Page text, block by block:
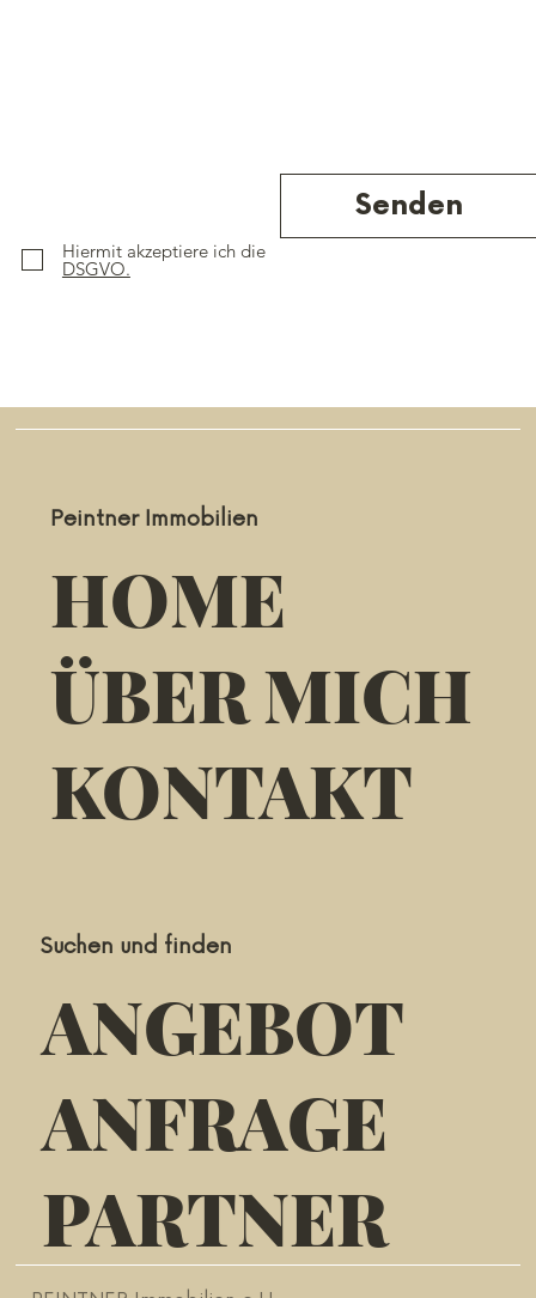
Senden
Hiermit akzeptiere ich die
DSGVO.
Peintner Immobilien
HOME
ÜBER MICH
KONTAKT
Suchen und finden
ANGEBOT
ANFRAGE
PARTNER